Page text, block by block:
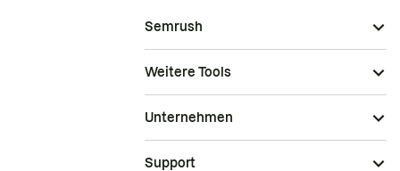
Semrush
Weitere Tools
Unternehmen
Support